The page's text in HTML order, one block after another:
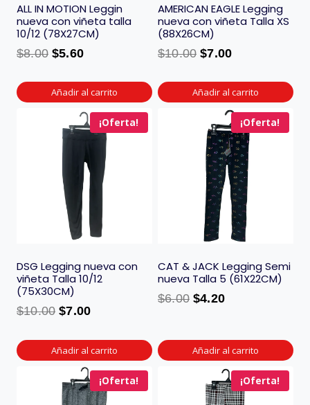
ALL IN MOTION Leggin
nueva con viñeta talla
10/12 (78X27CM)
$8.00 $5.60
Añadir al carrito
AMERICAN EAGLE Legging
nueva con viñeta Talla XS
(88X26CM)
$10.00 $7.00
Añadir al carrito
¡Oferta!
DSG Legging nueva con
viñeta Talla 10/12
(75X30CM)
$10.00 $7.00
Añadir al carrito
¡Oferta!
CAT & JACK Legging Semi
nueva Talla 5 (61X22CM)
$6.00 $4.20
Añadir al carrito
¡Oferta! ¡Oferta!